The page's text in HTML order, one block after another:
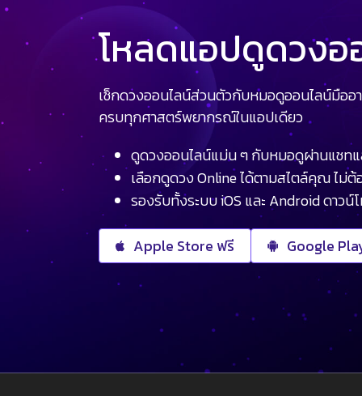
โหลดแอปดูดวงอ
เช็กดวงออนไลน์ส่วนตัวกับหมอดูออนไลน์มืออ
ครบทุกศาสตร์พยากรณ์ในแอปเดียว
ดูดวงออนไลน์แม่น ๆ กับหมอดูผ่านแชทแ
เลือกดูดวง Online ได้ตามสไตล์คุณ ไม่
รองรับทั้งระบบ iOS และ Android ดาวน์
Apple Store ฟรี Google